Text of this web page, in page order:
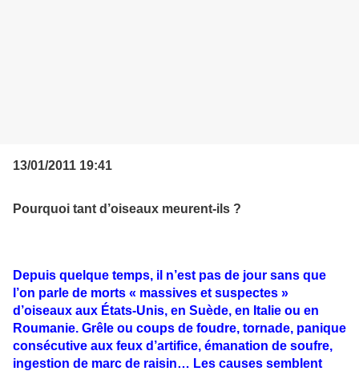
13/01/2011 19:41
Pourquoi tant d’oiseaux meurent-ils ?
Depuis quelque temps, il n’est pas de jour sans que
l’on parle de morts « massives et suspectes »
d’oiseaux aux États-Unis, en Suède, en Italie ou en
Roumanie. Grêle ou coups de foudre, tornade, panique
consécutive aux feux d’artifice, émanation de soufre,
ingestion de marc de raisin… Les causes semblent